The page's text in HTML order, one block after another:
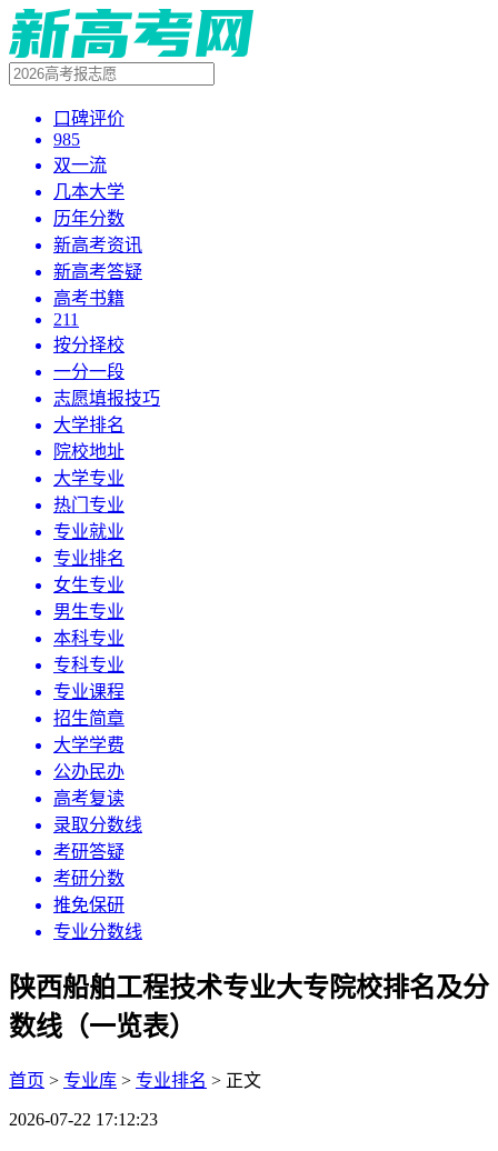
口碑评价
985
双一流
几本大学
历年分数
新高考资讯
新高考答疑
高考书籍
211
按分择校
一分一段
志愿填报技巧
大学排名
院校地址
大学专业
热门专业
专业就业
专业排名
女生专业
男生专业
本科专业
专科专业
专业课程
招生简章
大学学费
公办民办
高考复读
录取分数线
考研答疑
考研分数
推免保研
专业分数线
陕西船舶工程技术专业大专院校排名及分
数线（一览表）
首页 > 专业库 > 专业排名 > 正文
2026-07-22 17:12:23